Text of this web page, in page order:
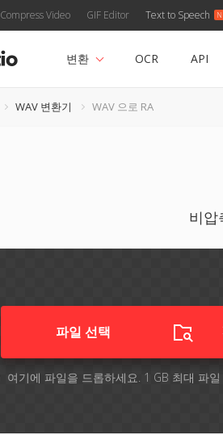
Compress Video GIF Editor Text to Speech
변환 OCR API
WAV 변환기 WAV 으로 RA
비압
파일 선택
여기에 파일을 드롭하세요. 1 GB 최대 파